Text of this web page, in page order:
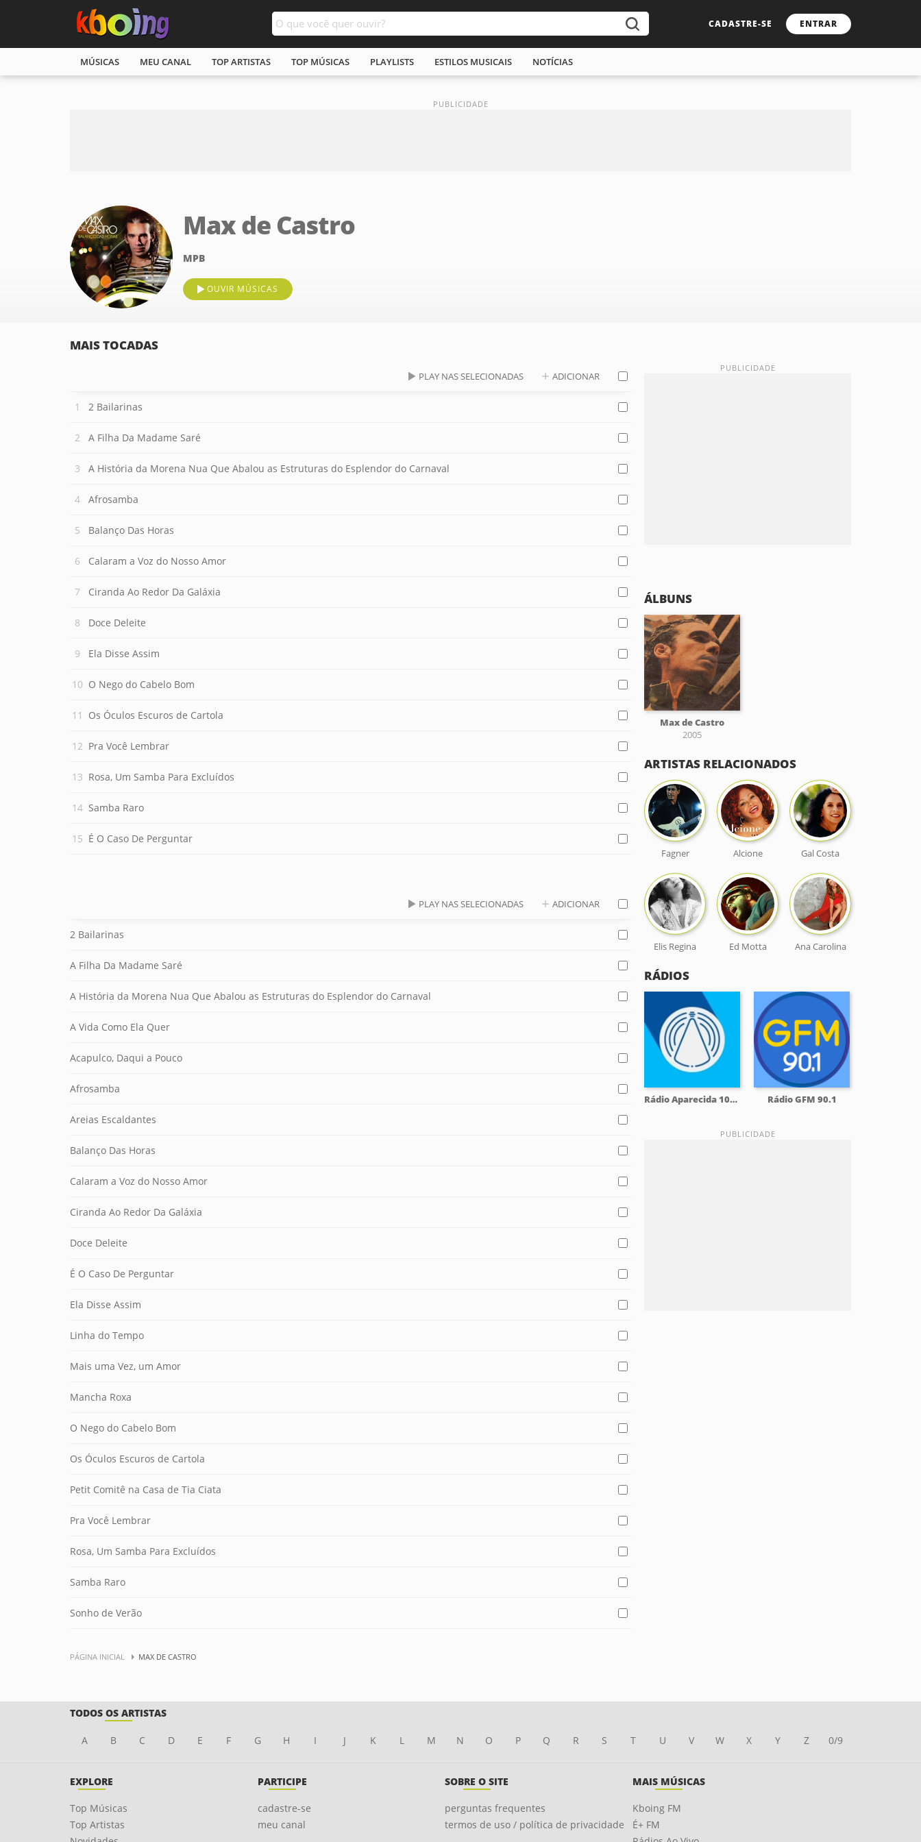
CADASTRE-SE ENTRAR
MÚSICAS MEU CANAL TOP ARTISTAS TOP MÚSICAS PLAYLISTS ESTILOS MUSICAIS NOTÍCIAS
Max de Castro
MPB
OUVIR MÚSICAS
MAIS TOCADAS
PLAY NAS SELECIONADAS ADICIONAR
2 Bailarinas
A Filha Da Madame Saré
A História da Morena Nua Que Abalou as Estruturas do Esplendor do Carnaval
Afrosamba
Balanço Das Horas
Calaram a Voz do Nosso Amor
Ciranda Ao Redor Da Galáxia
Doce Deleite
Ela Disse Assim
O Nego do Cabelo Bom
Os Óculos Escuros de Cartola
Pra Você Lembrar
Rosa, Um Samba Para Excluídos
Samba Raro
É O Caso De Perguntar
PLAY NAS SELECIONADAS ADICIONAR
2 Bailarinas
A Filha Da Madame Saré
A História da Morena Nua Que Abalou as Estruturas do Esplendor do Carnaval
A Vida Como Ela Quer
Acapulco, Daqui a Pouco
Afrosamba
Areias Escaldantes
Balanço Das Horas
Calaram a Voz do Nosso Amor
Ciranda Ao Redor Da Galáxia
Doce Deleite
É O Caso De Perguntar
Ela Disse Assim
Linha do Tempo
Mais uma Vez, um Amor
Mancha Roxa
O Nego do Cabelo Bom
Os Óculos Escuros de Cartola
Petit Comitê na Casa de Tia Ciata
Pra Você Lembrar
Rosa, Um Samba Para Excluídos
Samba Raro
Sonho de Verão
ÁLBUNS
Max de Castro
2005
ARTISTAS RELACIONADOS
Fagner Alcione Gal Costa
Elis Regina Ed Motta Ana Carolina
RÁDIOS
Rádio Aparecida 104.3 FM Rádio GFM 90.1
PÁGINA INICIAL MAX DE CASTRO
TODOS OS ARTISTAS
A B C D E F G H I J K L M N O P Q R S T U V W X Y Z 0/9
EXPLORE
Top Músicas
Top Artistas
PARTICIPE
cadastre-se
meu canal
SOBRE O SITE
perguntas frequentes
termos de uso / política de privacidade
MAIS MÚSICAS
Kboing FM
É+ FM